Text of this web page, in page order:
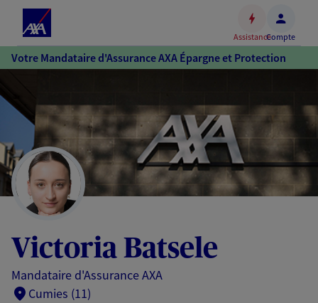
Accéder
au
Accéder
au
pied
de
page
AssistanceCompte
Votre Mandataire d'Assurance AXA Épargne et Protection
Victoria Batsele
Mandataire d'Assurance AXA
Cumies (11)